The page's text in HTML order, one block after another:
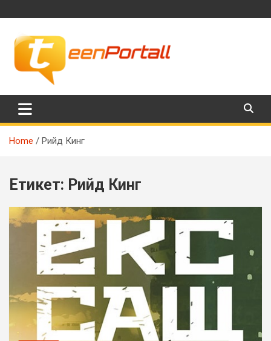
to
TeenPortall
Home Рийд Кинг
Етикет: Рийд Кинг